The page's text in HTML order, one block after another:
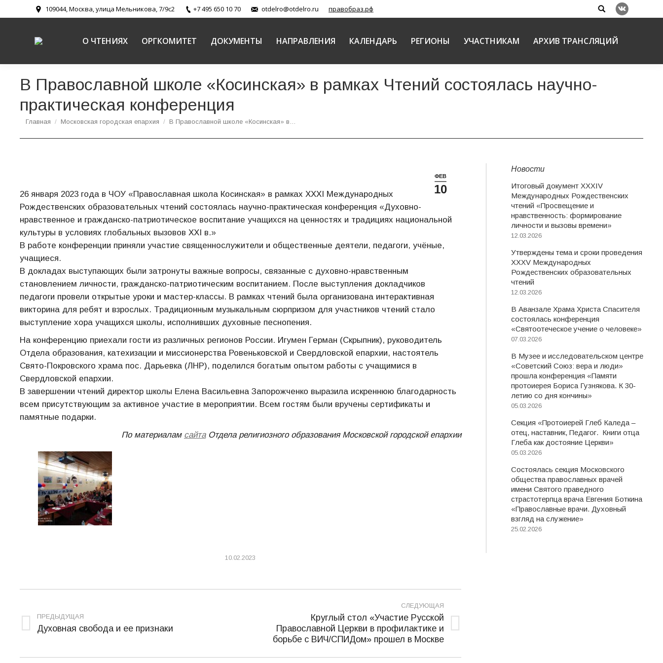
109044, Москва, улица Мельникова, 7/9с2 +7 495 650 10 70 otdelro@otdelro.ru правобраз.рф Search:
Вконтакте
О ЧТЕНИЯХ ОРГКОМИТЕТ ДОКУМЕНТЫ НАПРАВЛЕНИЯ КАЛЕНДАРЬ РЕГИОНЫ УЧАСТНИКАМ АРХИВ ТРАНСЛЯЦИЙ
В Православной школе «Косинская» в рамках Чтений состоялась научно-
практическая конференция
Вы здесь:
Главная Московская городская епархия В Православной школе «Косинская» в…
ФЕВ
10
26 января 2023 года в ЧОУ «Православная школа Косинская» в рамках XXXI Международных
Рождественских образовательных чтений состоялась научно-практическая конференция «Духовно-
нравственное и гражданско-патриотическое воспитание учащихся на ценностях и традициях национальной
культуры в условиях глобальных вызовов XXI в.»
В работе конференции приняли участие священнослужители и общественные деятели, педагоги, учёные,
учащиеся.
В докладах выступающих были затронуты важные вопросы, связанные с духовно-нравственным
становлением личности, гражданско-патриотическим воспитанием. После выступления докладчиков
педагоги провели открытые уроки и мастер-классы. В рамках чтений была организована интерактивная
викторина для ребят и взрослых. Традиционным музыкальным сюрпризом для участников чтений стало
выступление хора учащихся школы, исполнивших духовные песнопения.
На конференцию приехали гости из различных регионов России. Игумен Герман (Скрыпник), руководитель
Отдела образования, катехизации и миссионерства Ровеньковской и Свердловской епархии, настоятель
Свято-Покровского храма пос. Дарьевка (ЛНР), поделился богатым опытом работы с учащимися в
Свердловской епархии.
В завершении чтений директор школы Елена Васильевна Запорожченко выразила искреннюю благодарность
всем присутствующим за активное участие в мероприятии. Всем гостям были вручены сертификаты и
памятные подарки.
По материалам сайтаОтдела религиозного образования Московской городской епархии
10.02.2023
по
записям
ПРЕДЫДУЩАЯ
Предыдущая
Духовная свобода и ее признаки
СЛЕДУЮЩАЯ
Следующая
запись:
Круглый стол «Участие Русской
Православной Церкви в профилактике и
борьбе с ВИЧ/СПИДом» прошел в Москве
Новости
Итоговый документ XXХIV
Международных Рождественских
чтений «Просвещение и
нравственность: формирование
личности и вызовы времени»
12.03.2026
Утверждены тема и сроки проведения
XXXV Международных
Рождественских образовательных
чтений
12.03.2026
В Аванзале Храма Христа Спасителя
состоялась конференция
«Святоотеческое учение о человеке»
07.03.2026
В Музее и исследовательском центре
«Советский Союз: вера и люди»
прошла конференция «Памяти
протоиерея Бориса Гузнякова. К 30-
летию со дня кончины»
05.03.2026
Секция «Протоиерей Глеб Каледа –
отец, наставник, Педагог. Книги отца
Глеба как достояние Церкви»
05.03.2026
Состоялась секция Московского
общества православных врачей
имени Святого праведного
страстотерпца врача Евгения Боткина
«Православные врачи. Духовный
взгляд на служение»
25.02.2026